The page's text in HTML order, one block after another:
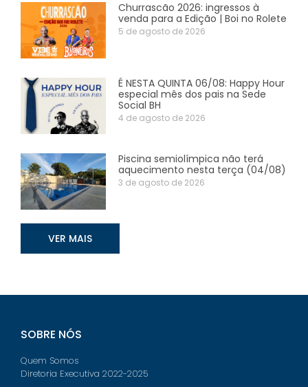
Churrascão 2026: ingressos à
venda para a Edição | Boi no Rolete
5 de agosto de 2026
É NESTA QUINTA 06/08: Happy Hour
especial mês dos pais na Sede
Social BH
4 de agosto de 2026
Piscina semiolímpica não terá
aquecimento nesta terça (04/08)
3 de agosto de 2026
VER MAIS
SOBRE NÓS
Quem Somos
Diretoria Executiva 2022-2025